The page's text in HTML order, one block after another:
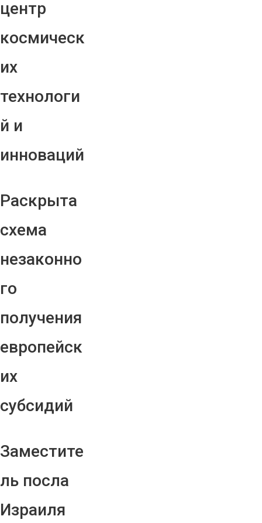
центр
космическ
их
технологи
й и
инноваций
Раскрыта
схема
незаконно
го
получения
европейск
их
субсидий
Заместите
ль посла
Израиля